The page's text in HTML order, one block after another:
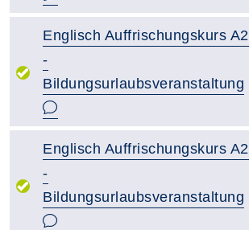
Englisch Auffrischungskurs A2
-
Bildungsurlaubsveranstaltung
Englisch Auffrischungskurs A2
-
Bildungsurlaubsveranstaltung